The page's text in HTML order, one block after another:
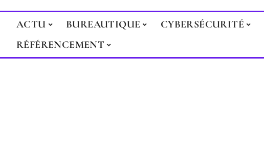
ACTU BUREAUTIQUE CYBERSÉCURITÉ
RÉFÉRENCEMENT